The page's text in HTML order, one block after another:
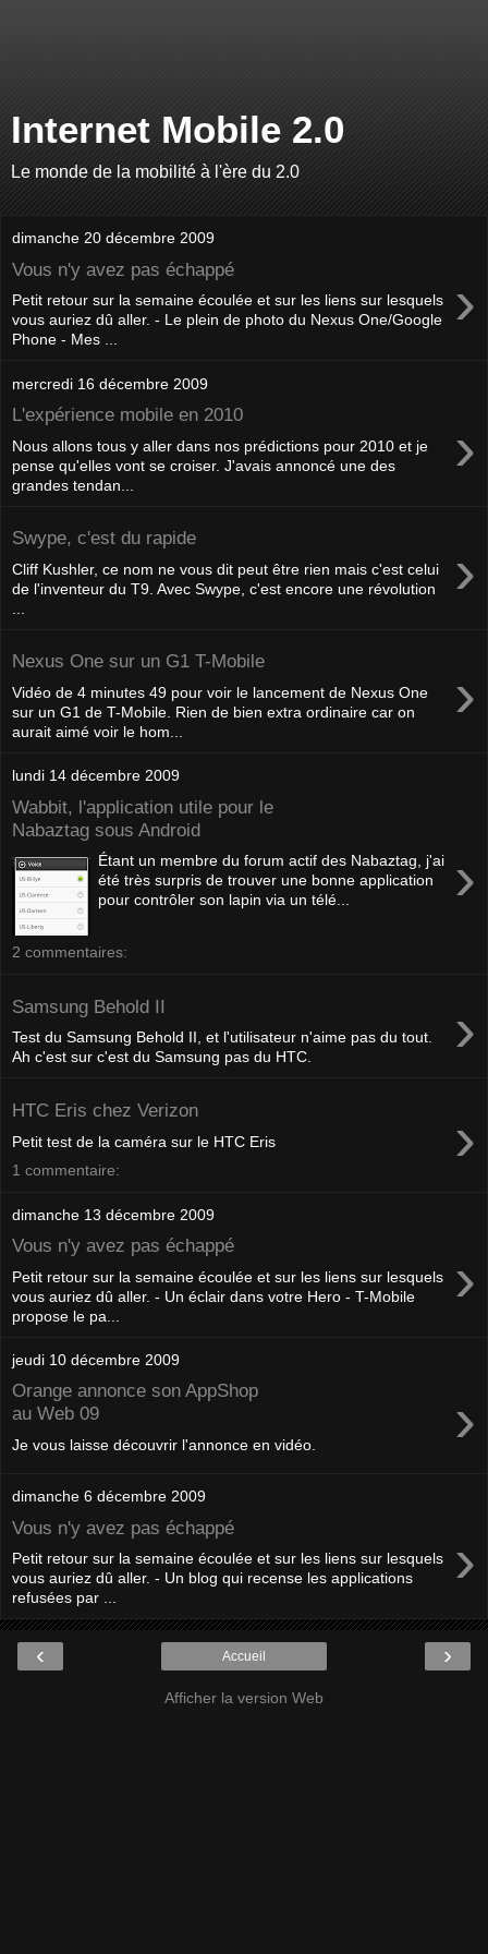
Internet Mobile 2.0
Le monde de la mobilité à l'ère du 2.0
dimanche 20 décembre 2009
Vous n'y avez pas échappé ›
Petit retour sur la semaine écoulée et sur les liens sur lesquels
vous auriez dû aller. - Le plein de photo du Nexus One/Google
Phone - Mes ...
mercredi 16 décembre 2009
L'expérience mobile en 2010 ›
Nous allons tous y aller dans nos prédictions pour 2010 et je
pense qu'elles vont se croiser. J'avais annoncé une des
grandes tendan...
Swype, c'est du rapide ›
Cliff Kushler, ce nom ne vous dit peut être rien mais c'est celui
de l'inventeur du T9. Avec Swype, c'est encore une révolution
Nexus One sur un G1 T-Mobile ›
Vidéo de 4 minutes 49 pour voir le lancement de Nexus One
sur un G1 de T-Mobile. Rien de bien extra ordinaire car on
aurait aimé voir le hom...
lundi 14 décembre 2009
Wabbit, l'application utile pour le
Nabaztag sous Android
›
Étant un membre du forum actif des Nabaztag, j'ai
été très surpris de trouver une bonne application
pour contrôler son lapin via un télé...
2 commentaires:
Samsung Behold II ›
Test du Samsung Behold II, et l'utilisateur n'aime pas du tout.
Ah c'est sur c'est du Samsung pas du HTC.
HTC Eris chez Verizon ›
Petit test de la caméra sur le HTC Eris
1 commentaire:
dimanche 13 décembre 2009
Vous n'y avez pas échappé ›
Petit retour sur la semaine écoulée et sur les liens sur lesquels
vous auriez dû aller. - Un éclair dans votre Hero - T-Mobile
propose le pa...
jeudi 10 décembre 2009
Orange annonce son AppShop
au Web 09
›
Je vous laisse découvrir l'annonce en vidéo.
dimanche 6 décembre 2009
Vous n'y avez pas échappé ›
Petit retour sur la semaine écoulée et sur les liens sur lesquels
vous auriez dû aller. - Un blog qui recense les applications
refusées par ...
‹ ›
Accueil
Afficher la version Web